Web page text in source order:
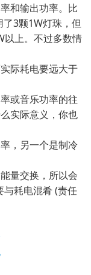
和输出功率。比
3颗1W灯珠，但
以上。不过多数情
际耗电要远大于
或音乐功率的往
实际意义，你也
，另一个是制冷
量交换，所以会
与耗电混肴 (责任